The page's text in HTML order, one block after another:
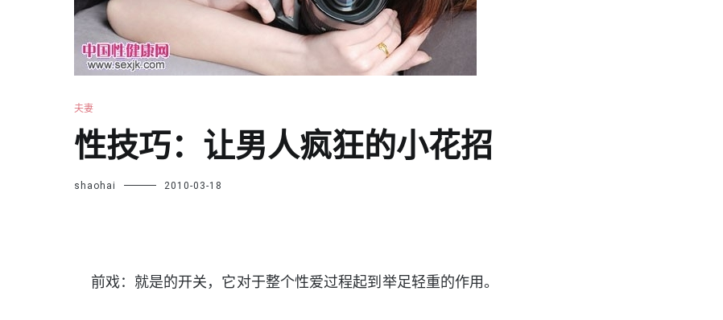
夫妻
性技巧：让男人疯狂的小花招
shaohai 2010-03-18
前戏：就是的开关，它对于整个性爱过程起到举足轻重的作用。